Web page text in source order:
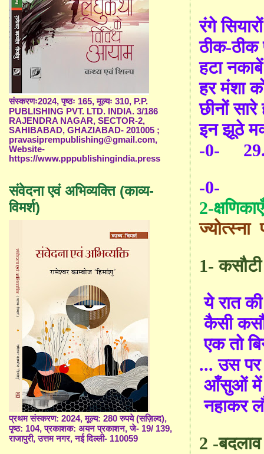
रंगे
ठीक-ठीक
हटा
हर मंशा
छीनों
इन झूठे
-0-
-0-
2-क्षणिकाएँ
ज्योत्स्ना
1- कसौटी
ये रात की
कैसी
एक तो
...उस पर
आँसुओं में
नहाकर
2 -बदलाव
संस्करणः2024, पृष्ठः 165, मूल्यः 310, P.P.
PUBLISHING PVT. LTD. INDIA. 3/186
RAJENDRA NAGAR, SECTOR-2,
SAHIBABAD, GHAZIABAD- 201005 ;
pravasiprempublishing@gmail.com,
Website-
https://www.pppublishingindia.press
संवेदना एवं अभिव्यक्ति (काव्य-
विमर्श)
प्रथम संस्करण: 2024, मूल्य: 280 रुपये (सज़िल्द),
पृष्ठ: 104, प्रकाशक: अयन प्रकाशन, जे- 19/ 139,
राजापुरी, उत्तम नगर, नई दिल्ली- 110059